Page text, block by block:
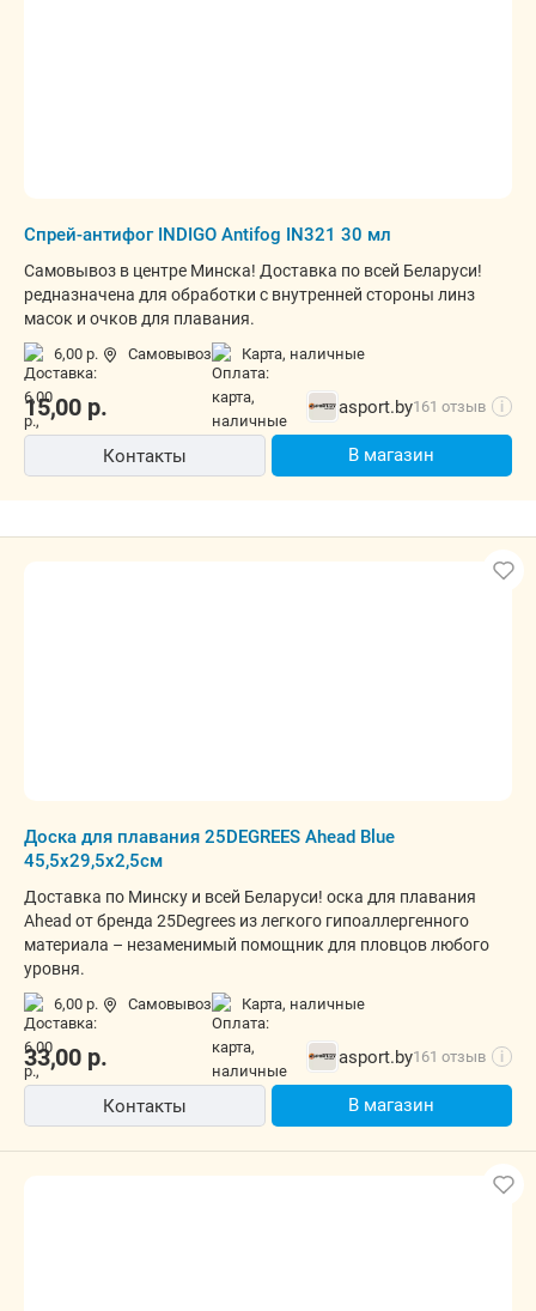
Спрей-антифог INDIGO Antifog IN321 30 мл
Самовывоз в центре Минска! Доставка по всей Беларуси!
редназначена для обработки с внутренней стороны линз
масок и очков для плавания.
6,00 р. Самовывоз карта, наличные
15,00 р. asport.by161 отзыв i
Контакты В магазин
Доска для плавания 25DEGREES Ahead Blue
45,5x29,5x2,5см
Доставка по Минску и всей Беларуси! оска для плавания
Ahead от бренда 25Degrees из легкого гипоаллергенного
материала – незаменимый помощник для пловцов любого
уровня.
6,00 р. Самовывоз карта, наличные
33,00 р. asport.by161 отзыв i
Контакты В магазин